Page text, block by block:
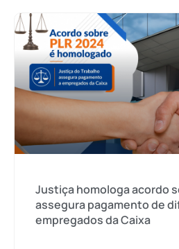
Justiça homologa acordo
assegura pagamento de
empregados da Caixa